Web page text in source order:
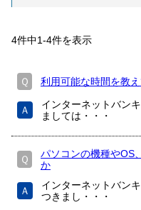
4件中1-4件を表示
Ｑ 利用可能な時間を教
Ａ
インターネットバン
ましては・・・
Ｑ
パソコンの機種やOS
か
Ａ
インターネットバン
つきまし・・・